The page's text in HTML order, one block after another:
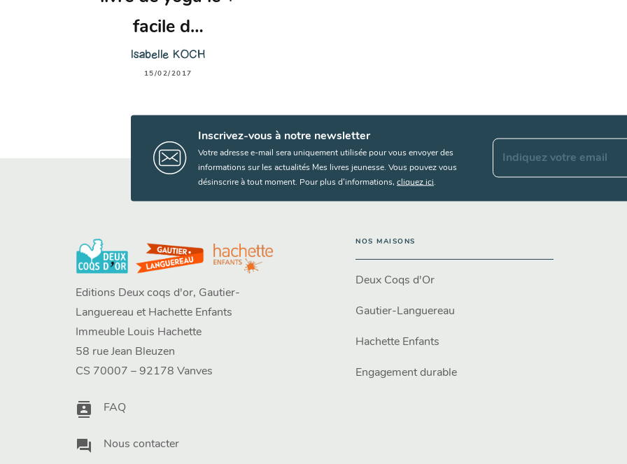
facile d…
Isabelle KOCH
15/02/2017
Inscrivez-vous à notre newsletter
Votre adresse e-mail sera uniquement utilisée pour vous envoyer des
informations sur les actualités Mes livres jeunesse. Vous pouvez vous
désinscrire à tout moment. Pour plus d’informations, cliquez ici
Indiquez votre email
Editions Deux coqs d'or, Gautier-
Languereau et Hachette Enfants
Immeuble Louis Hachette
58 rue Jean Bleuzen
CS 70007 – 92178 Vanves
contacts FAQ
question_answer Nous contacter
NOS MAISONS
Deux Coqs d'Or
Gautier-Languereau
Hachette Enfants
Engagement durable